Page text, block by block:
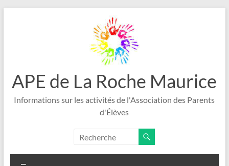
APE de La Roche Maurice
Informations sur les activités de l'Association des Parents
d'Élèves